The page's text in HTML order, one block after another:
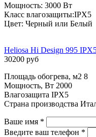
Мощность: 3000 Вт
Класс влагозащиты:IPX5
Цвет: Черный или Белый
Heliosa Hi Design 995
30200 руб
Площадь обогрева, м2 8
Мощность, Вт 2000
Влагозащита IPX5
Страна производства
Ваше имя *
Введите ваш телефон *